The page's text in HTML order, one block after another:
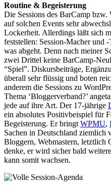
Routine & Begeisterung
Die Sessions des BarCamp
auf solchen Events sehr
Lockerheit. Allerdings läßt sich
feststellen: Session-Macher und
was abgeht. Denn nach meiner
zwei Drittel keine BarCamp-
“Spiel”. Diskursbeiträge,
überall sehr flüssig und boten
anderem die Sessions zu
Thema ‘Bloggerverband?’
jede auf ihre Art. Der 17-jährige
ein absolutes Positivbeispiel für
Begeisterung. Er bringt WPMU,
Sachen in Deutschland ziemlich
Bloggern, Webmastern, letztlich
denke, er wird sicher bald
kann somit wachsen.